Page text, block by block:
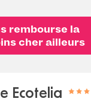
rembourse la
cher ailleurs
Ecotelia